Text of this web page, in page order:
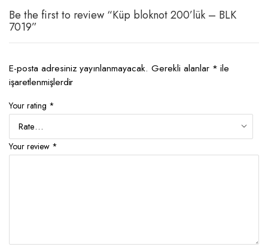
Be the first to review “Küp bloknot 200’lük – BLK
7019”
E-posta adresiniz yayınlanmayacak. Gerekli alanlar * ile
işaretlenmişlerdir
Your rating *
Your review *